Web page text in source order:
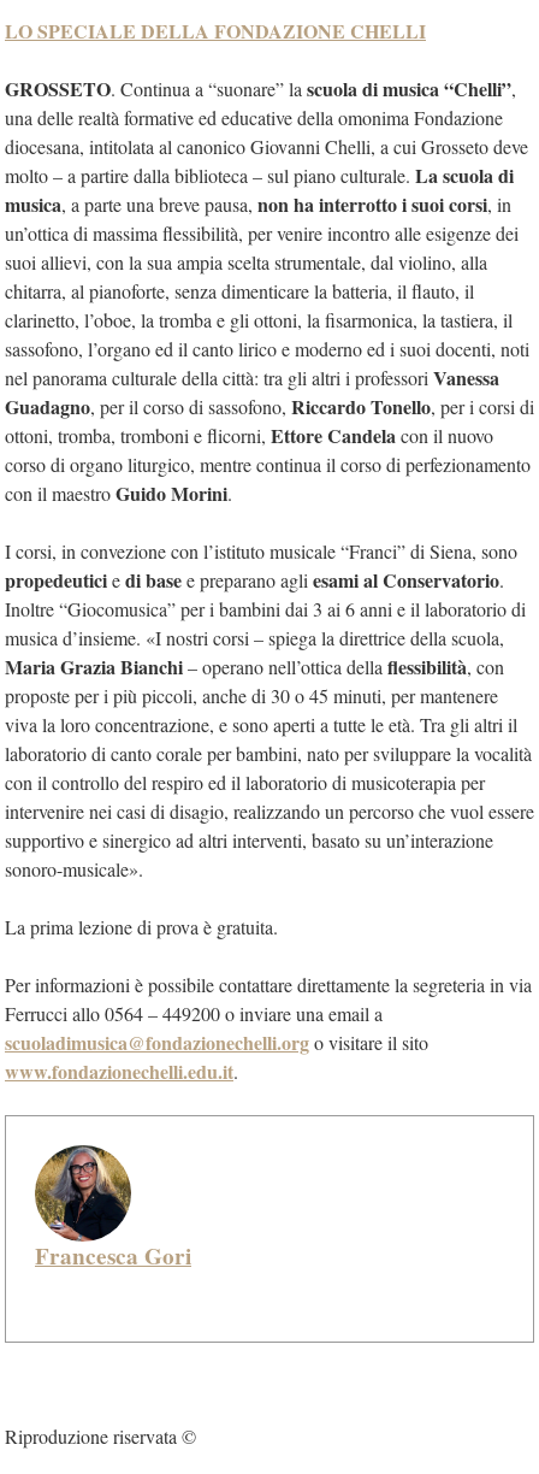
LO SPECIALE DELLA FONDAZIONE CHELLI
GROSSETO. Continua a “suonare” la scuola di musica “Chelli”,
una delle realtà formative ed educative della omonima Fondazione
diocesana, intitolata al canonico Giovanni Chelli, a cui Grosseto deve
molto – a partire dalla biblioteca – sul piano culturale. La scuola di
musica, a parte una breve pausa, non ha interrotto i suoi corsi, in
un’ottica di massima flessibilità, per venire incontro alle esigenze dei
suoi allievi, con la sua ampia scelta strumentale, dal violino, alla
chitarra, al pianoforte, senza dimenticare la batteria, il flauto, il
clarinetto, l’oboe, la tromba e gli ottoni, la fisarmonica, la tastiera, il
sassofono, l’organo ed il canto lirico e moderno ed i suoi docenti, noti
nel panorama culturale della città: tra gli altri i professori Vanessa
Guadagno, per il corso di sassofono, Riccardo Tonello, per i corsi di
ottoni, tromba, tromboni e flicorni, Ettore Candelacon il nuovo
corso di organo liturgico, mentre continua il corso di perfezionamento
con il maestroGuido Morini.
I corsi, in convezione con l’istituto musicale “Franci” di Siena, sono
propedeuticiedi basee preparano agli esami al Conservatorio.
Inoltre “Giocomusica” per i bambini dai 3 ai 6 anni e il laboratorio di
musica d’insieme. «I nostri corsi – spiega la direttrice della scuola,
Maria Grazia Bianchi– operano nell’ottica della flessibilità, con
proposte per i più piccoli, anche di 30 o 45 minuti, per mantenere
viva la loro concentrazione, e sono aperti a tutte le età. Tra gli altri il
laboratorio di canto corale per bambini, nato per sviluppare la vocalità
con il controllo del respiro ed il laboratorio di musicoterapia per
intervenire nei casi di disagio, realizzando un percorso che vuol essere
supportivo e sinergico ad altri interventi, basato su un’interazione
sonoro-musicale».
La prima lezione di prova è gratuita.
Per informazioni è possibile contattare direttamente la segreteria in via
Ferrucci allo 0564 – 449200 o inviare una email a
scuoladimusica@fondazionechelli.orgo visitare il sito
www.fondazionechelli.edu.it.
Francesca Gori
Riproduzione riservata ©